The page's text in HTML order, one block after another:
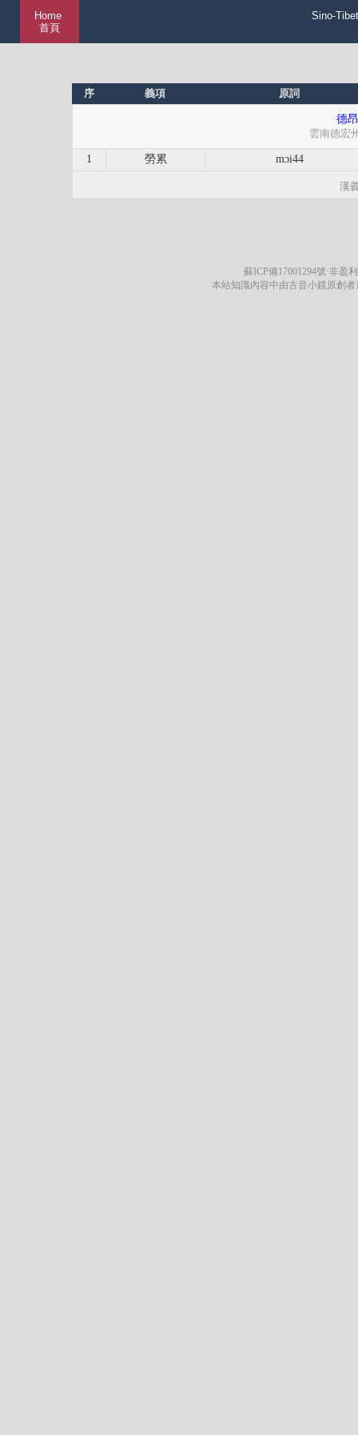
Home
首頁
Sino-
序 義項 原詞
德
雲南德宏
1 勞累 mɔi44
漢
蘇ICP備17001294號·非盈
本站知識內容中由古音小鏡原創